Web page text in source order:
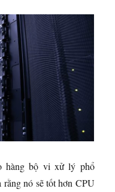
hàng bộ vi xử lý phổ
nó sẽ tốt hơn CPU